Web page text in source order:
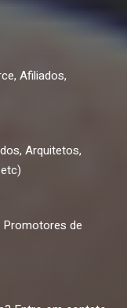
Afiliados,
Arquitetos,
Promotores de